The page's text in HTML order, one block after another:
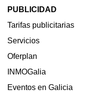
PUBLICIDAD
Tarifas publicitarias
Servicios
Oferplan
INMOGalia
Eventos en Galicia